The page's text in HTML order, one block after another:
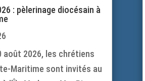
: pèlerinage diocésain à
août 2026, les chrétiens
Maritime sont invités au